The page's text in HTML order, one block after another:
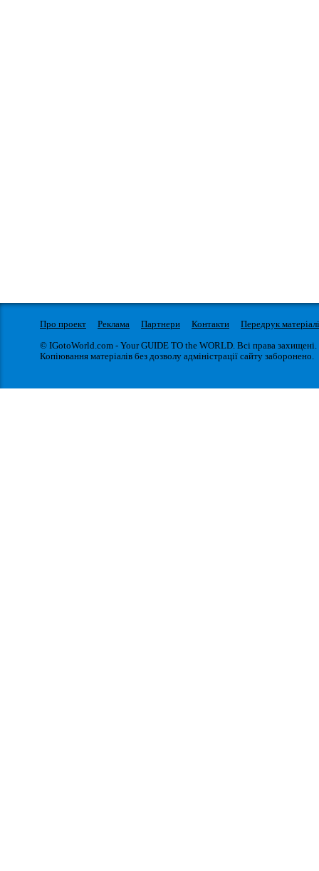
Про проект Реклама Партнери Контакти
Передрук
© IGotoWorld.com - Your GUIDE TO the WORLD. Всі права захищені.
Копіювання матеріалів без дозволу адміністрації сайту заборонено.